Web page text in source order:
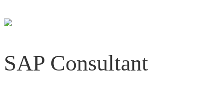
SAP Consultant